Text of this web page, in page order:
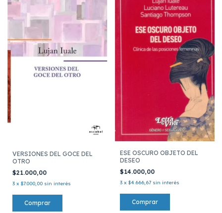
VERSIONES DEL GOCE DEL
OTRO
$21.000,00
3 x $7.000,00 sin interés
ESE OSCURO OBJETO DEL
DESEO
$14.000,00
3 x $4.666,67 sin interés